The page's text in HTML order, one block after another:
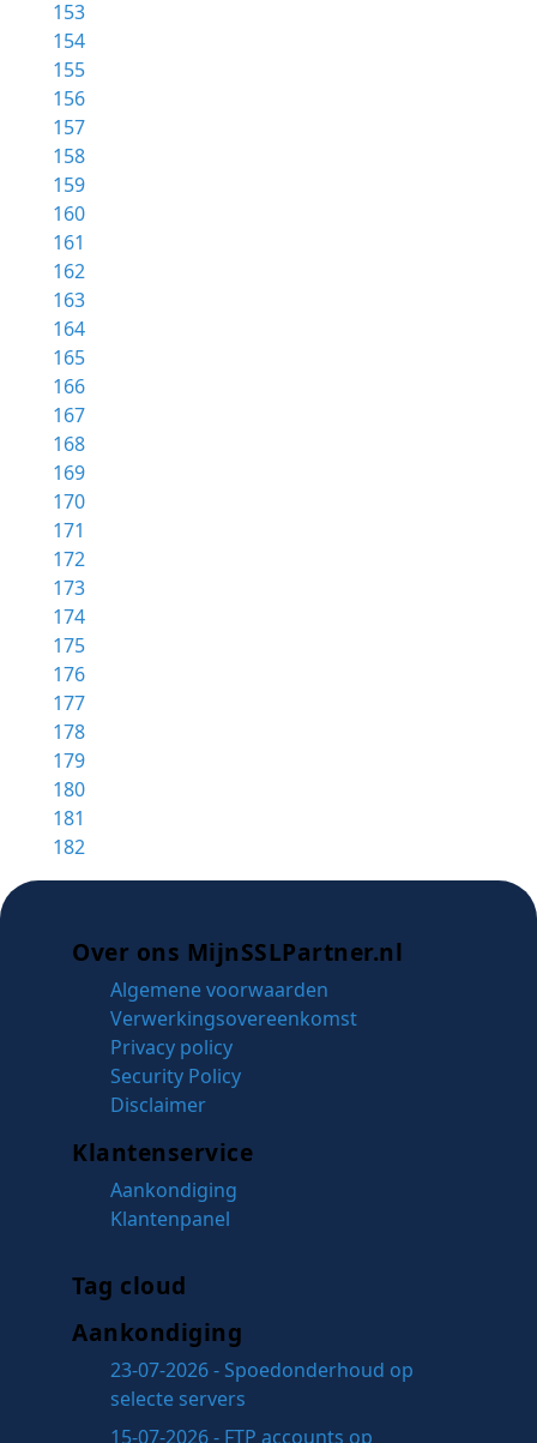
153
154
155
156
157
158
159
160
161
162
163
164
165
166
167
168
169
170
171
172
173
174
175
176
177
178
179
180
181
182
Over ons MijnSSLPartner.nl
Algemene voorwaarden
Verwerkingsovereenkomst
Privacy policy
Security Policy
Disclaimer
Klantenservice
Aankondiging
Klantenpanel
Tag cloud
Aankondiging
23-07-2026 - Spoedonderhoud op
selecte servers
15-07-2026 - FTP accounts op